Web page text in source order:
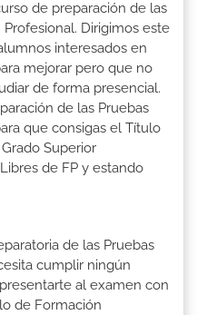
de preparación de las
Dirigimos este
interesados en
mejorar pero que no
de forma presencial.
de las Pruebas
que consigas el Título
Superior
de FP y estando
de las Pruebas
cumplir ningún
al examen con
de Formación